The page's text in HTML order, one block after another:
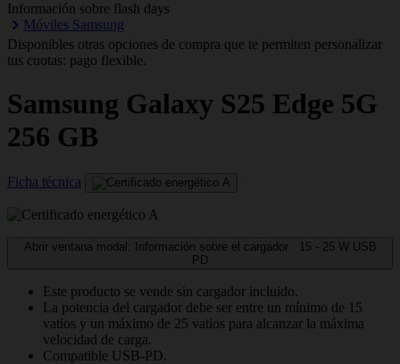
Información sobre flash days
Móviles Samsung
Disponibles otras opciones de compra que te permiten personalizar
tus cuotas: pago flexible.
Samsung Galaxy S25 Edge 5G
256 GB
Ficha técnica
Abrir ventana modal: Información sobre el cargador 15 - 25 W USB
PD
Este producto se vende sin cargador incluido.
La potencia del cargador debe ser entre un mínimo de 15
vatios y un máximo de 25 vatios para alcanzar la máxima
velocidad de carga.
Compatible USB-PD.